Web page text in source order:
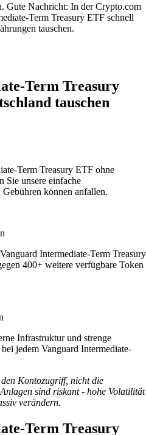
Gute Nachricht: In der Crypto.com
Term Treasury ETF schnell
tauschen.
Term Treasury
tauschen
Term Treasury ETF ohne
Sie unsere einfache
können anfallen.
Intermediate-Term Treasury
400+ weitere verfügbare Token
Infrastruktur und strenge
jedem Vanguard Intermediate-
Kontozugriff, nicht die
sind riskant - hohe Volatilität
verändern.
Term Treasury